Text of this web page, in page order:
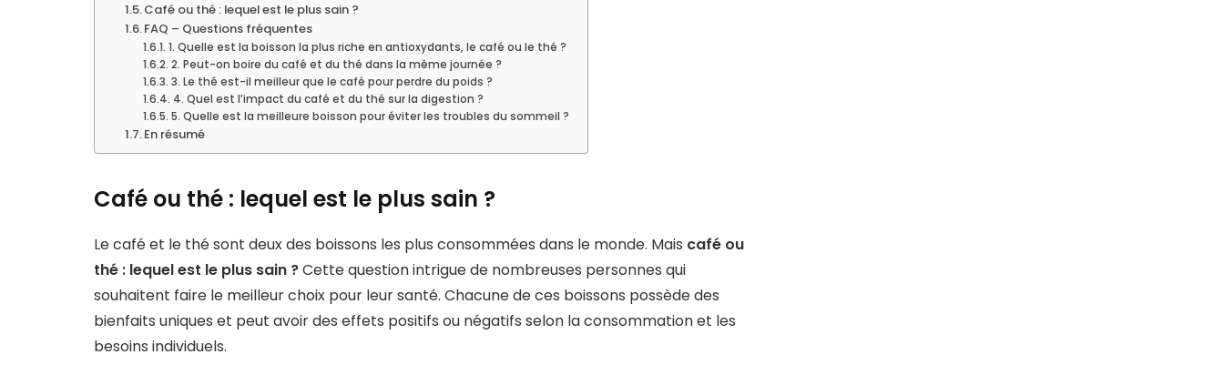
Café ou thé : lequel est le plus sain ?
FAQ – Questions fréquentes
1. Quelle est la boisson la plus riche en antioxydants, le café ou le thé ?
2. Peut-on boire du café et du thé dans la même journée ?
3. Le thé est-il meilleur que le café pour perdre du poids ?
4. Quel est l’impact du café et du thé sur la digestion ?
5. Quelle est la meilleure boisson pour éviter les troubles du sommeil ?
En résumé
Café ou thé : lequel est le plus sain ?
Le café et le thé sont deux des boissons les plus consommées dans le monde. Mais café ou
thé : lequel est le plus sain ?Cette question intrigue de nombreuses personnes qui
souhaitent faire le meilleur choix pour leur santé. Chacune de ces boissons possède des
bienfaits uniques et peut avoir des effets positifs ou négatifs selon la consommation et les
besoins individuels.